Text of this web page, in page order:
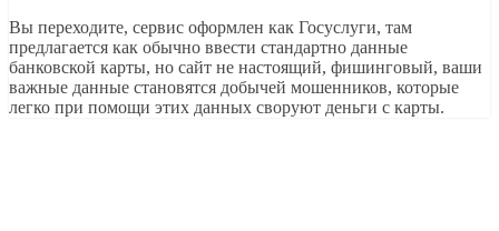
Вы переходите, сервис оформлен как Госуслуги, там
предлагается как обычно ввести стандартно данные
банковской карты, но сайт не настоящий, фишинговый, ваши
важные данные становятся добычей мошенников, которые
легко при помощи этих данных своруют деньги с карты.